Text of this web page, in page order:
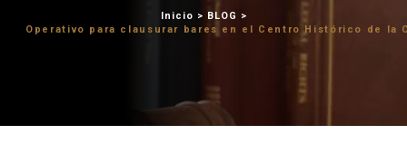
Operativo para clausurar
Histórico de la
Inicio>BLOG